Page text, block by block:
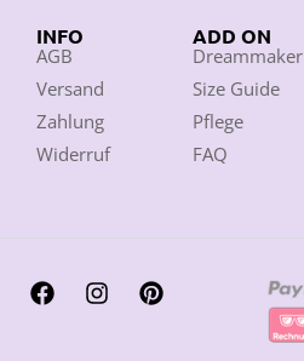
INFO
AGB
Versand
Zahlung
Widerruf
ADD ON
Dreammaker
Size Guide
Pflege
FAQ